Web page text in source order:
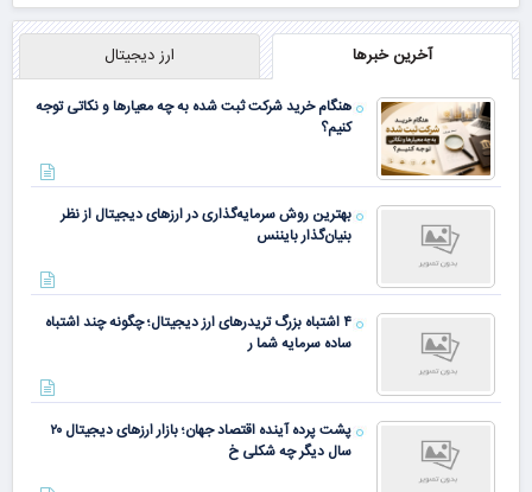
آخرین خبرها ارز دیجیتال
هنگام خرید شرکت ثبت شده به چه معیارها و نکاتی توجه
کنیم؟
بهترین روش سرمایه‌گذاری در ارزهای دیجیتال از نظر
بنیان‌گذار بایننس
۴ اشتباه بزرگ تریدرهای ارز دیجیتال؛ چگونه چند اشتباه
ساده سرمایه شما ر
پشت پرده آینده اقتصاد جهان؛ بازار ارزهای دیجیتال ۲۰
سال دیگر چه شکلی خ